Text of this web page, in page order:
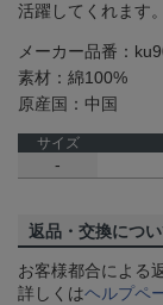
活躍してくれます。
メーカー品番：
素材：綿100%
原産国：中国
サイズ
-
返品・交換につ
お客様都合による
詳しくはヘルプペ